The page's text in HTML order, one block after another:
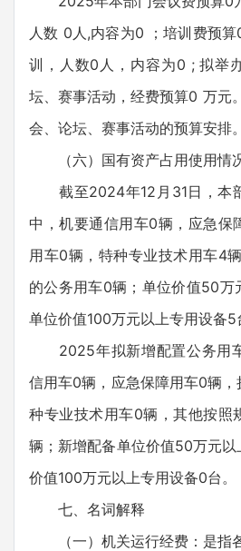
人数 0人,内容为0 ；培训费预
训，人数0人，内容为0 ; 拟举
坛、赛事活动，经费预算0 万元
会、论坛、赛事活动的预算安排
（六）国有资产占用使用情
截至2024年12月31日，本
中，机要通信用车0辆，应急保
用车0辆，特种专业技术用车4
的公务用车0辆；单位价值50万
单位价值100万元以上专用设备5
2025年拟新增配置公务用
信用车0辆，应急保障用车0辆
种专业技术用车0辆，其他按照
辆；新增配备单位价值50万元
价值100万元以上专用设备0台。
七、名词解释
（一）机关运行经费：是指